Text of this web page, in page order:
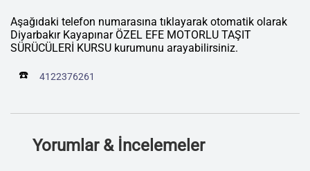
Aşağıdaki telefon numarasına tıklayarak otomatik olarak
Diyarbakır Kayapınar ÖZEL EFE MOTORLU TAŞIT
SÜRÜCÜLERİ KURSU kurumunu arayabilirsiniz.
☎️ 4122376261
Yorumlar & İncelemeler